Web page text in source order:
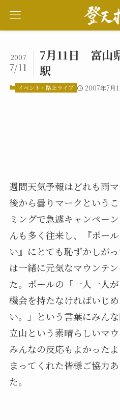
7月11日 富山
駅
2007
7/11
イベント・路上ライブ 2007年7月
週間天気予報はどれも雨
後から曇りマークという
ミングで急遽キャンペー
んも多く往来し、『ポー
い』にとても恥ずかしが
は一緒に元気なマウンテ
た。ポールの「一人一人
機会を持たなければいじ
い。」という言葉にみん
立山という素晴らしいマ
みんなの反応もよかった
まってくれた皆様ご協力
た。